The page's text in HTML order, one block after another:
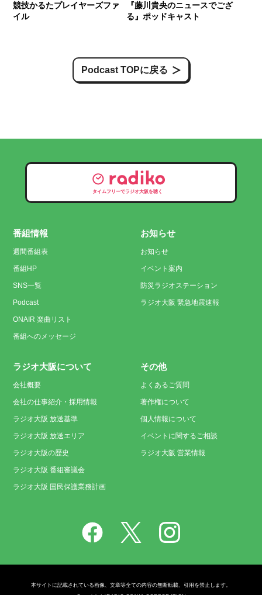
競技かるたプレイヤーズファ
イル
『藤川貴央のニュースでござ
る』ポッドキャスト
Podcast TOPに戻る
タイムフリーでラジオ大阪を聴く
番組情報
週間番組表
番組HP
SNS一覧
Podcast
ONAIR 楽曲リスト
番組へのメッセージ
お知らせ
お知らせ
イベント案内
防災ラジオステーション
ラジオ大阪 緊急地震速報
ラジオ大阪について
会社概要
会社の仕事紹介・採用情報
ラジオ大阪 放送基準
ラジオ大阪 放送エリア
ラジオ大阪の歴史
ラジオ大阪 番組審議会
ラジオ大阪 国民保護業務計画
その他
よくあるご質問
著作権について
個人情報について
イベントに関するご相談
ラジオ大阪 営業情報
本サイトに記載されている画像、文章等全ての内容の無断転載、引用を禁止します。